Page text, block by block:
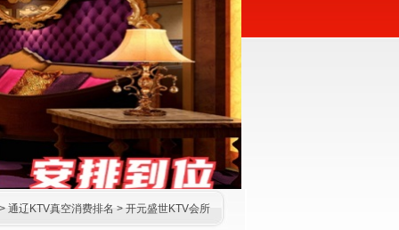
> 通辽KTV真空消费排名 > 开元盛世KTV会所